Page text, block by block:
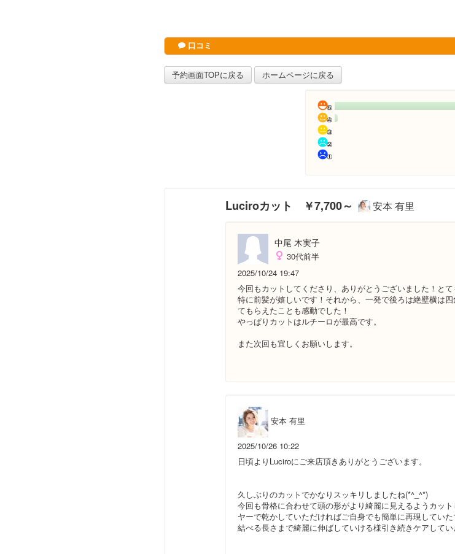
口コミ
予約画面TOPに戻る ホームページに戻る
Luciroカット ￥7,700～ 安本 有里
中尾 木実子
30代前半
2025/10/24 19:47
今回もカットしてくださり、ありがとうございました！とて
特に前髪が嬉しいです！それから、一発で後ろは絶壁横は
てもらえたことも感動でした！
やっぱりカットはルチーロが最高です。
また次回も宜しくお願いします。
安本 有里
2025/10/26 10:22
日頃よりLuciroにご来店頂きありがとうございます。
久しぶりのカットでかなりスッキリしましたね(*^_^*)
今回も骨格に合わせて頭の形がより綺麗に見えるようカッ
ヤーで乾かしていただければご自身でも簡単に再現してい
結べる長さまで綺麗に伸ばしていける様引き続きケアしてい